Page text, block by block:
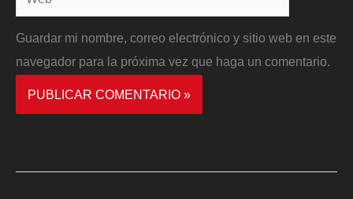
Guardar mi nombre, correo electrónico y sitio web en este
navegador para la próxima vez que haga un comentario.